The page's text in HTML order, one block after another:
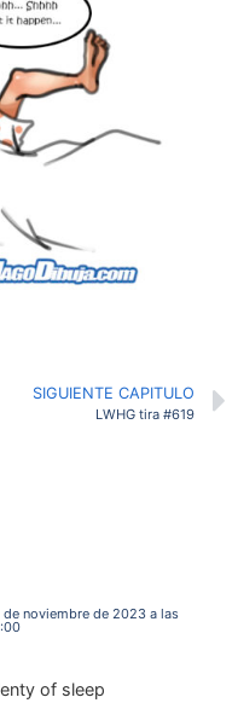
SIGUIENTE CAPITULO
LWHG tira #619
de noviembre de 2023 a las
of sleep